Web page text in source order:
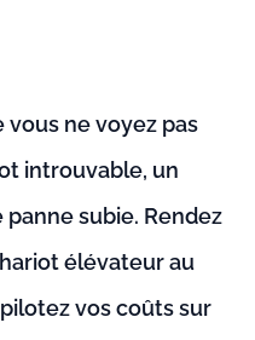
vous ne voyez pas
introuvable, un
subie. Rendez
élévateur au
vos coûts sur